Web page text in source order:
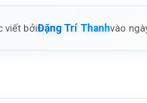
viết bởiĐặng Trí Thanhvào